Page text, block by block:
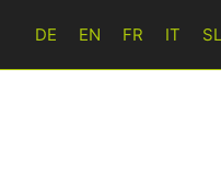
DE EN FR IT SL